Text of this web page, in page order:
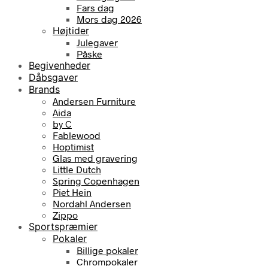
Fars dag
Mors dag 2026
Højtider
Julegaver
Påske
Begivenheder
Dåbsgaver
Brands
Andersen Furniture
Aida
by C
Fablewood
Hoptimist
Glas med gravering
Little Dutch
Spring Copenhagen
Piet Hein
Nordahl Andersen
Zippo
Sportspræmier
Pokaler
Billige pokaler
Chrompokaler